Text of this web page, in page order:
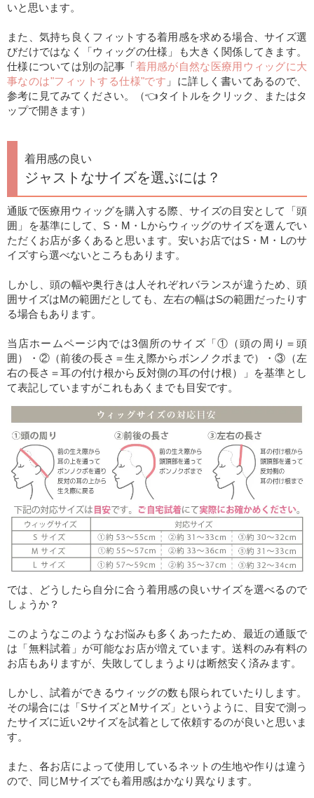
いと思います。
また、気持ち良くフィットする着用感を求める場合、サイズ選
びだけではなく「ウィッグの仕様」も大きく関係してきます。
仕様については別の記事「着用感が自然な医療用ウィッグに大
事なのは"フィットする仕様"です 」に詳しく書いてあるので、
参考に見てみてください。（👈タイトルをクリック、またはタ
ップで開きます）
着用感の良い
ジャストなサイズを選ぶには？
通販で医療用ウィッグを購入する際、サイズの目安として「頭
囲」を基準にして、S・M・Lからウィッグのサイズを選んでい
ただくお店が多くあると思います。安いお店ではS・M・Lのサ
イズすら選べないところもあります。
しかし、頭の幅や奥行きは人それぞれバランスが違うため、頭
囲サイズはMの範囲だとしても、左右の幅はSの範囲だったりす
る場合もあります。
当店ホームページ内では3個所のサイズ「①（頭の周り＝頭
囲）・②（前後の長さ＝生え際からボンノクボまで）・③（左
右の長さ＝耳の付け根から反対側の耳の付け根）」を基準とし
て表記していますがこれもあくまでも目安です。
では、どうしたら自分に合う着用感の良いサイズを選べるので
しょうか？
このようなこのようなお悩みも多くあったため、最近の通販で
は 「無料試着」 が可能なお店が増えています。送料のみ有料の
お店もありますが、失敗してしまうよりは断然安く済みます。
しかし、試着ができるウィッグの数も限られていたりします。
その場合には「SサイズとMサイズ」というように、目安で測っ
たサイズに近い2サイズを試着として依頼するのが良いと思いま
す。
また、各お店によって使用しているネットの生地や作りは違う
ので、同じMサイズでも着用感はかなり異なります。